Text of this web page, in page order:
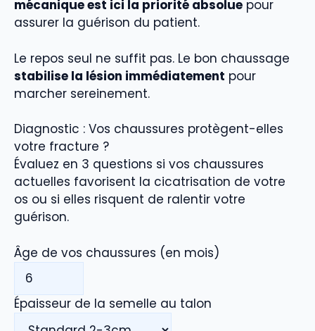
mécanique est ici la priorité absolue pour
assurer la guérison du patient.
Le repos seul ne suffit pas. Le bon chaussage
stabilise la lésion immédiatement pour
marcher sereinement.
Diagnostic : Vos chaussures protègent-elles
votre fracture ?
Évaluez en 3 questions si vos chaussures
actuelles favorisent la cicatrisation de votre
os ou si elles risquent de ralentir votre
guérison.
Âge de vos chaussures (en mois)
Épaisseur de la semelle au talon